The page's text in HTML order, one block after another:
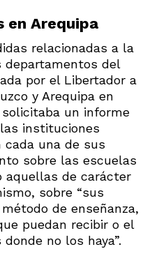
en Arequipa
relacionadas a la
departamentos del
por el Libertador a
y Arequipa en
solicitaba un informe
instituciones
una de sus
sobre las escuelas
aquellas de carácter
sobre “sus
de enseñanza,
puedan recibir o el
no los haya”.